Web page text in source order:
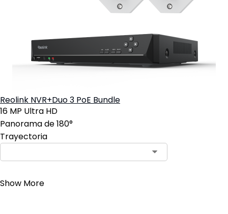
Reolink NVR+Duo 3 PoE Bundle
16 MP Ultra HD
Panorama de 180°
Trayectoria
Show More